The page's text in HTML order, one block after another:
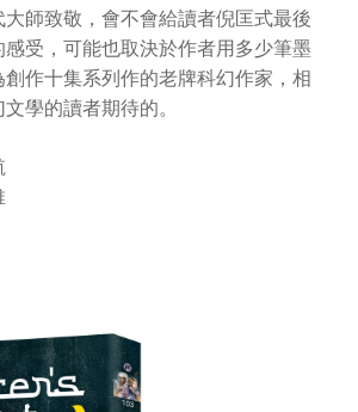
大師致敬，會不會給讀者倪匡式最後
受，可能也取決於作者用多少筆墨
創作十集系列作的老牌科幻作家，相
學的讀者期待的。